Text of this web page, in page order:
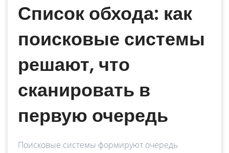
Список обхода: как
поисковые системы
решают, что
сканировать в
первую очередь
Поисковые системы формируют очередь